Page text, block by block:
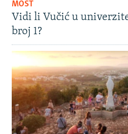
MOST
Vidi li Vučić u
broj 1?